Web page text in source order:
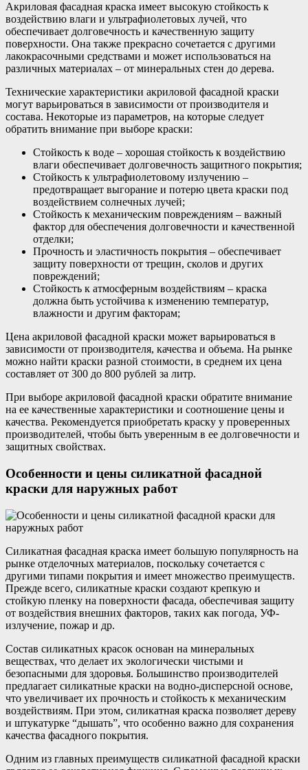
Акриловая фасадная краска имеет высокую стойкость к
воздействию влаги и ультрафиолетовых лучей, что
обеспечивает долговечность и качественную защиту
поверхности. Она также прекрасно сочетается с другими
лакокрасочными средствами и может использоваться на
различных материалах – от минеральных стен до дерева.
Технические характеристики акриловой фасадной краски
могут варьироваться в зависимости от производителя и
состава. Некоторые из параметров, на которые следует
обратить внимание при выборе краски:
Стойкость к воде – хорошая стойкость к воздействию
влаги обеспечивает долговечность защитного покрытия;
Стойкость к ультрафиолетовому излучению –
предотвращает выгорание и потерю цвета краски под
воздействием солнечных лучей;
Стойкость к механическим повреждениям – важный
фактор для обеспечения долговечности и качественной
отделки;
Прочность и эластичность покрытия – обеспечивает
защиту поверхности от трещин, сколов и других
повреждений;
Стойкость к атмосферным воздействиям – краска
должна быть устойчива к изменению температур,
влажности и другим факторам;
Цена акриловой фасадной краски может варьироваться в
зависимости от производителя, качества и объема. На рынке
можно найти краски разной стоимости, в среднем их цена
составляет от 300 до 800 рублей за литр.
При выборе акриловой фасадной краски обратите внимание
на ее качественные характеристики и соотношение цены и
качества. Рекомендуется приобретать краску у проверенных
производителей, чтобы быть уверенным в ее долговечности и
защитных свойствах.
Особенности и цены силикатной фасадной
краски для наружных работ
Силикатная фасадная краска имеет большую популярность на
рынке отделочных материалов, поскольку сочетается с
другими типами покрытия и имеет множество преимуществ.
Прежде всего, силикатные краски создают крепкую и
стойкую пленку на поверхности фасада, обеспечивая защиту
от воздействия внешних факторов, таких как погода, УФ-
излучение, пожар и др.
Состав силикатных красок основан на минеральных
веществах, что делает их экологически чистыми и
безопасными для здоровья. Большинство производителей
предлагает силикатные краски на водно-дисперсной основе,
что увеличивает их прочность и стойкость к механическим
воздействиям. При этом, силикатная краска позволяет дереву
и штукатурке “дышать”, что особенно важно для сохранения
качества фасадного покрытия.
Одним из главных преимуществ силикатной фасадной краски